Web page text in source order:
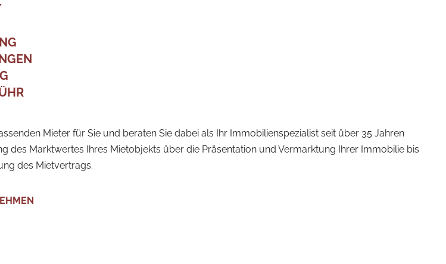
Mieter für Sie und beraten Sie dabei als Ihr Immobilienspezialist seit über 35 Jahren
des Marktwertes Ihres Mietobjekts über die Präsentation und Vermarktung Ihrer Immobilie bis
des Mietvertrags.